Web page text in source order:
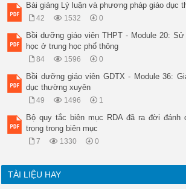
Bài giảng Lý luận và phương pháp giáo dục
42 1532 0
Bồi dưỡng giáo viên THPT - Module 20:
học ở trung học phổ thông
84 1596 0
Bồi dưỡng giáo viên GDTX - Module 36:
dục thường xuyên
49 1496 1
Bộ quy tắc biên mục RDA đã ra đời đánh
trọng trong biên mục
7 1330 0
TÀI LIỆU HAY